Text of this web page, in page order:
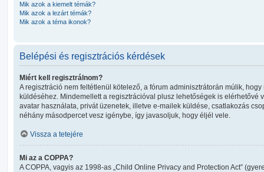
Mik azok a kiemelt témák?
Mik azok a lezárt témák?
Mik azok a téma ikonok?
Belépési és regisztrációs kérdések
Miért kell regisztrálnom?
A regisztráció nem feltétlenül kötelező, a fórum adminisztrátorán múlik,
küldéséhez. Mindemellett a regisztrációval plusz lehetőségek is elérhetővé
avatar használata, privát üzenetek, illetve e-mailek küldése, csatlakozás
néhány másodpercet vesz igénybe, így javasoljuk, hogy éljél vele.
Vissza a tetejére
Mi az a COPPA?
A COPPA, vagyis az 1998-as „Child Online Privacy and Protection Act”